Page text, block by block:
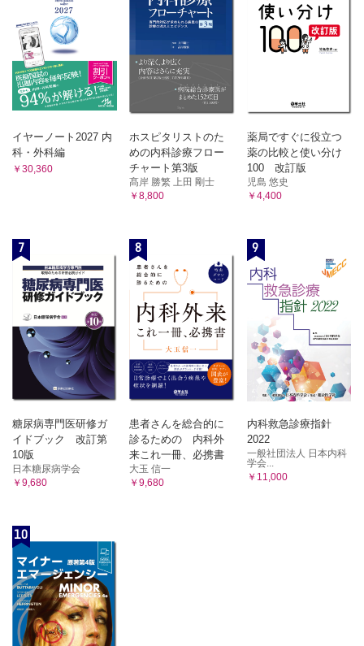
イヤーノート2027 内
科・外科編
￥30,360
ホスピタリストのた
めの内科診療フロー
チャート第3版
髙岸 勝繁 上田 剛士
￥8,800
薬局ですぐに役立つ
薬の比較と使い分け
100 改訂版
児島 悠史
￥4,400
7
糖尿病専門医研修ガ
イドブック 改訂第
10版
日本糖尿病学会
￥9,680
8
患者さんを総合的に
診るための 内科外
来これ一冊、必携書
大玉 信一
￥9,680
9
内科救急診療指針
2022
一般社団法人 日本内科
学会...
￥11,000
10